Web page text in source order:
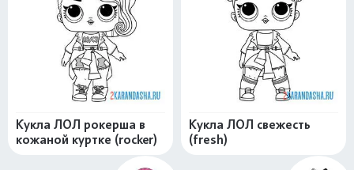
Кукла ЛОЛ рокерша в
кожаной куртке (rocker)
Кукла ЛОЛ свежесть
(fresh)